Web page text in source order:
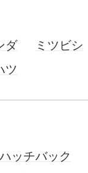
ダ
ミツビシ
ツ
ッチバック